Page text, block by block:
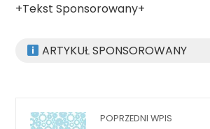
+Tekst Sponsorowany+
ARTYKUŁ SPONSOROWANY
POPRZEDNI WPIS